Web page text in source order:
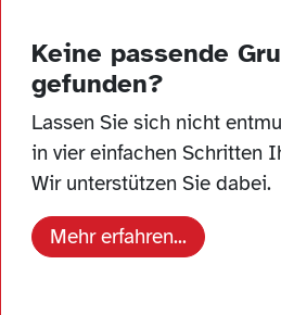
Keine passende
gefunden?
Lassen Sie sich nicht
in vier einfachen Schritten
Wir unterstützen Sie dabei.
Mehr erfahren...